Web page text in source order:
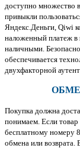
доступно множество
привыкли
Яндекс.Деньги, Qiwi
наложенный платеж в
наличными.
обеспечивается
двухфакторной
Покупка должна
понимаем. Если
бесплатному номеру
обмена или